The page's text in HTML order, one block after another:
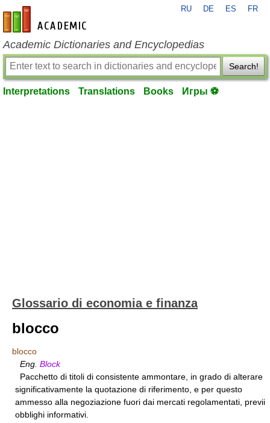
en-academic.com
RU DE ES FR
Academic Dictionaries and Encyclopedias
Search!
Interpretations Translations Books Игры ⚽
Glossario di economia e finanza
blocco
blocco
Eng. Block
Pacchetto di titoli di consistente ammontare, in grado di alterare
significativamente la quotazione di riferimento, e per questo
ammesso alla negoziazione fuori dai mercati regolamentati, previi
obblighi informativi.